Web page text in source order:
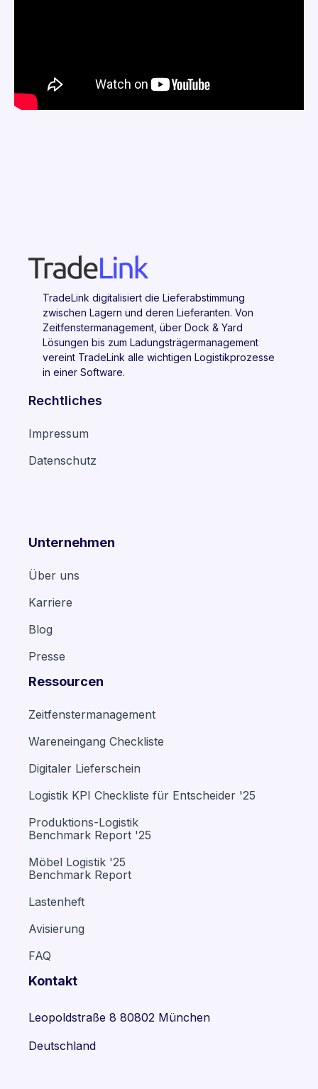
TradeLink digitalisiert die Lieferabstimmung
zwischen Lagern und deren Lieferanten. Von
Zeitfenstermanagement, über Dock & Yard
Lösungen bis zum Ladungsträgermanagement
vereint TradeLink alle wichtigen Logistikprozesse
in einer Software.
Rechtliches
Impressum
Datenschutz
Unternehmen
Über uns
Karriere
Blog
Presse
Ressourcen
Zeitfenstermanagement
Wareneingang Checkliste
Digitaler Lieferschein
Logistik KPI Checkliste für Entscheider '25
Produktions-Logistik
Benchmark Report '25
Möbel Logistik '25
Benchmark Report
Lastenheft
Avisierung
FAQ
Kontakt
Leopoldstraße 8 80802 München
Deutschland